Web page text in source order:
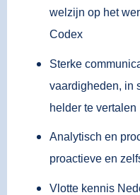
welzijn op het
Codex
Sterke
vaardigheden, in
helder te vertalen
Analytisch en
proactieve en
Vlotte kennis